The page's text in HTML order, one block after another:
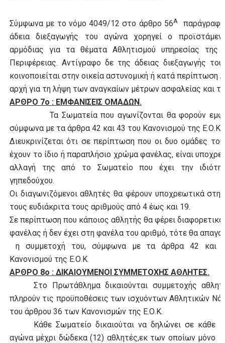
Σύμφωνα με το νόμο 4049/12 στο άρθρο 56Α
άδεια διεξαγωγής του αγώνα χορηγεί ο
αρμόδιας για τα θέματα Αθλητισμού υπηρεσίας της
Περιφέρειας. Αντίγραφο δε της άδειας διεξαγωγής
κοινοποιείται στην οικεία αστυνομική ή κατά περίπτωση
αρχή για τη λήψη των αναγκαίων μέτρων ασφαλείας και
ΑΡΘΡΟ 7ο : ΕΜΦΑΝΙΣΕΙΣ ΟΜΑΔΩΝ.
Τα Σωματεία που αγωνίζονται θα φορούν
σύμφωνα με τα άρθρα 42 και 43 του Κανονισμού της Ε.Ο.Κ.
Διευκρινίζεται ότι σε περίπτωση που οι δυο ομάδες
έχουν το ίδιο ή παραπλήσιο χρώμα φανέλας, είναι
αλλαγή της από το Σωματείο που έχει την
γηπεδούχου.
Οι διαγωνιζόμενοι αθλητές θα φέρουν υποχρεωτικά στη
τους ευδιάκριτα τους αριθμούς από 4 έως και 19.
Σε περίπτωση που κάποιος αθλητής θα φέρει διαφορετικό
φανέλας ή δεν έχει στη φανέλα του αριθμό, τότε θα
η συμμετοχή του, σύμφωνα με τα άρθρα 42 και
Κανονισμού της Ε.Ο.Κ.
ΑΡΘΡΟ 8ο : ΔΙΚΑΙΟΥΜΕΝΟΙ ΣΥΜΜΕΤΟΧΗΣ ΑΘΛΗΤΕΣ.
Στο Πρωτάθλημα δικαιούνται συμμετοχής
πληρούν τις προϋποθέσεις των ισχυόντων Αθλητικών
του άρθρου 36 των Κανονισμών της Ε.Ο.Κ.
Κάθε Σωματείο δικαιούται να δηλώνει σε κάθε
αγώνα μέχρι δώδεκα (12) αθλητές,εκ των οποίων μόνο